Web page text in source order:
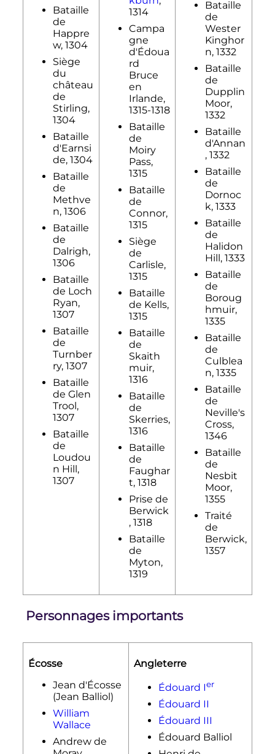
Bataille
de
Happre
w, 1304
Siège
du
château
de
Stirling,
1304
Bataille
d'Earnsi
de, 1304
Bataille
de
Methve
n, 1306
Bataille
de
Dalrigh,
1306
Bataille
de Loch
Ryan,
1307
Bataille
de
Turnber
ry, 1307
Bataille
de Glen
Trool,
1307
Bataille
de
Loudou
n Hill,
1307
1314
Campa
gne
d'Édoua
rd
Bruce
en
Irlande,
1315-1318
Bataille
de
Moiry
Pass,
1315
Bataille
de
Connor,
1315
Siège
de
Carlisle,
1315
Bataille
de Kells,
1315
Bataille
de
Skaith
muir,
1316
Bataille
de
Skerries,
1316
Bataille
de
Faughar
t, 1318
Prise de
Berwick
, 1318
Bataille
de
Myton,
1319
Bataille
de
Wester
Kinghor
n, 1332
Bataille
de
Dupplin
Moor,
1332
Bataille
d'Annan
, 1332
Bataille
de
Dornoc
k, 1333
Bataille
de
Halidon
Hill, 1333
Bataille
de
Boroug
hmuir,
1335
Bataille
de
Culblea
n, 1335
Bataille
de
Neville's
Cross,
1346
Bataille
de
Nesbit
Moor,
1355
Traité
de
Berwick,
1357
Personnages importants
Écosse
Jean d'Écosse
(Jean Balliol)
William
Wallace
Andrew de
Angleterre
Édouard Ier
Édouard II
Édouard III
Édouard Balliol